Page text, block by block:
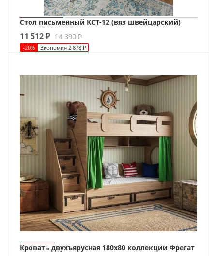
Стол письменный КСТ-12 (вяз швейцарский)
11 512₽ 14 390₽
-20% Экономия 2 878 ₽
Кровать двухъярусная 180х80 коллекции Фрегат